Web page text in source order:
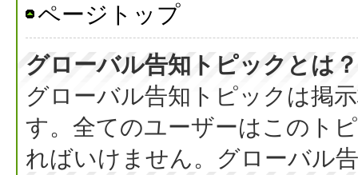
ページトップ
グローバル告知トピックとは？
グローバル告知トピックは掲
す。全てのユーザーはこのト
ればいけません。グローバル